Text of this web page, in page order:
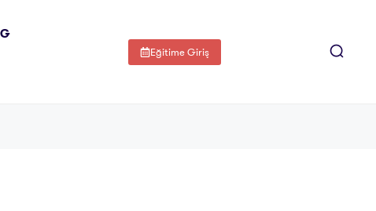
Eğitime Giriş